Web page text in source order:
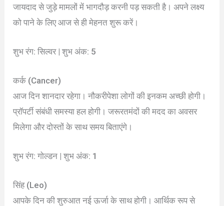
जायदाद से जुड़े मामलों में भागदौड़ करनी पड़ सकती है। अपने लक्ष्य
को पाने के लिए आज से ही मेहनत शुरू करें।
शुभ रंग: सिल्वर | शुभ अंक: 5
कर्क (Cancer)
आज दिन शानदार रहेगा। नौकरीपेशा लोगों की इनकम अच्छी होगी।
प्रॉपर्टी संबंधी समस्या हल होगी। जरूरतमंदों की मदद का अवसर
मिलेगा और दोस्तों के साथ समय बिताएंगे।
शुभ रंग: गोल्डन | शुभ अंक: 1
सिंह (Leo)
आपके दिन की शुरुआत नई ऊर्जा के साथ होगी। आर्थिक रूप से